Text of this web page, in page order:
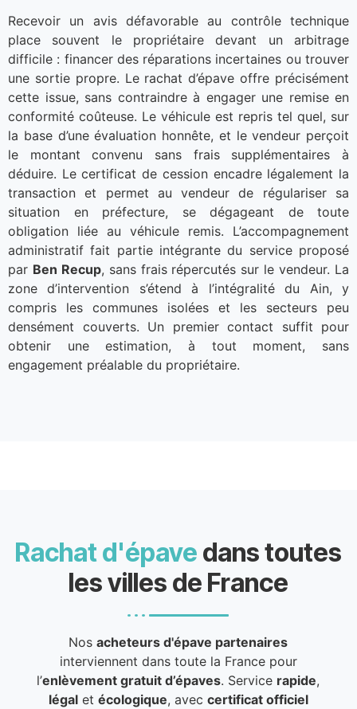
Recevoir un avis défavorable au contrôle technique
place souvent le propriétaire devant un arbitrage
difficile : financer des réparations incertaines ou trouver
une sortie propre. Le rachat d’épave offre précisément
cette issue, sans contraindre à engager une remise en
conformité coûteuse. Le véhicule est repris tel quel, sur
la base d’une évaluation honnête, et le vendeur perçoit
le montant convenu sans frais supplémentaires à
déduire. Le certificat de cession encadre légalement la
transaction et permet au vendeur de régulariser sa
situation en préfecture, se dégageant de toute
obligation liée au véhicule remis. L’accompagnement
administratif fait partie intégrante du service proposé
par Ben Recup, sans frais répercutés sur le vendeur. La
zone d’intervention s’étend à l’intégralité du Ain, y
compris les communes isolées et les secteurs peu
densément couverts. Un premier contact suffit pour
obtenir une estimation, à tout moment, sans
engagement préalable du propriétaire.
Rachat d'épave dans toutes
les villes de France
Nosacheteurs d'épave partenaires
interviennent dans toute la France pour
l’enlèvement gratuit d’épaves. Service rapide,
légalet écologique, avec certificat officiel